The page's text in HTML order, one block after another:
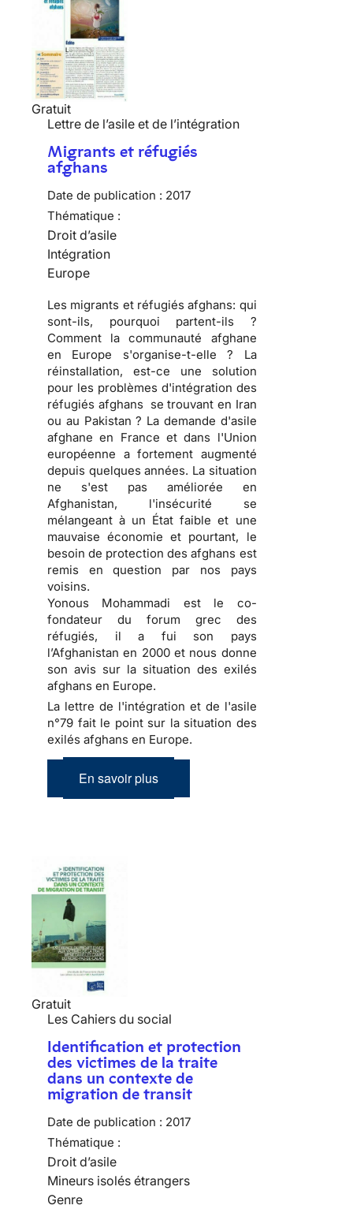
Gratuit
Lettre de l’asile et de l’intégration
Migrants et réfugiés
afghans
Date de publication : 2017
Thématique :
Droit d’asile
Intégration
Europe
Les migrants et réfugiés afghans: qui
sont-ils, pourquoi partent-ils ?
Comment la communauté afghane
en Europe s'organise-t-elle ? La
réinstallation, est-ce une solution
pour les problèmes d'intégration des
réfugiés afghans se trouvant en Iran
ou au Pakistan ? La demande d'asile
afghane en France et dans l'Union
européenne a fortement augmenté
depuis quelques années. La situation
ne s'est pas améliorée en
Afghanistan, l'insécurité se
mélangeant à un État faible et une
mauvaise économie et pourtant, le
besoin de protection des afghans est
remis en question par nos pays
voisins.
Yonous Mohammadi est le co-
fondateur du forum grec des
réfugiés, il a fui son pays
l’Afghanistan en 2000 et nous donne
son avis sur la situation des exilés
afghans en Europe.
La lettre de l'intégration et de l'asile
n°79 fait le point sur la situation des
exilés afghans en Europe.
En savoir plus
Gratuit
Les Cahiers du social
Identification et protection
des victimes de la traite
dans un contexte de
migration de transit
Date de publication : 2017
Thématique :
Droit d’asile
Mineurs isolés étrangers
Genre